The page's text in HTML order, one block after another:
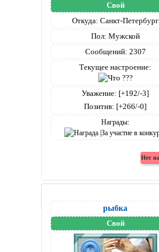
Свой
Откуда: Санкт-Петербург
Пол: Мужской
Сообщений: 2307
Текущее настроение:
Уважение: [+192/-3]
Позитив: [+266/-0]
Награды:
рыбка
Свой